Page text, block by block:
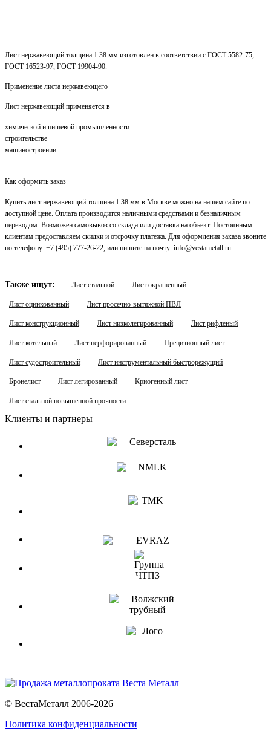
Лист нержавеющий толщина 1.38 мм изготовлен в соответствии с ГОСТ 5582-75,
ГОСТ 16523-97, ГОСТ 19904-90.
Применение листа нержавеющего
Лист нержавеющий применяется в
химической и пищевой промышленности
строительстве
машиностроении
Как оформить заказ
Купить лист нержавеющий толщина 1.38 мм в Москве можно на нашем сайте по
доступной цене. Оплата производится наличными средствами и безналичным
переводом. Возможен самовывоз со склада или доставка на объект. Постоянным
клиентам предоставляем скидки и отсрочку платежа. Для оформления заказа звоните
по телефону: +7 (495) 777-26-22, или пишите на почту: info@vestametall.ru.
Также ищут: Лист стальной Лист окрашенный
Лист оцинкованный Лист просечно-вытяжной ПВЛ
Лист конструкционный Лист низколегированный Лист рифленый
Лист котельный Лист перфорированный Прецизионный лист
Лист судостроительный Лист инструментальный быстрорежущий
Бронелист Лист легированный Криогенный лист
Лист стальной повышенной прочности
Клиенты и партнеры
© ВестаМеталл 2006-2026
Политика конфиденциальности